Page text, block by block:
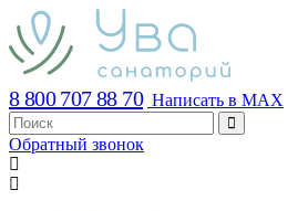
8 800 707 88 70 Написать в MAX
Обратный звонок